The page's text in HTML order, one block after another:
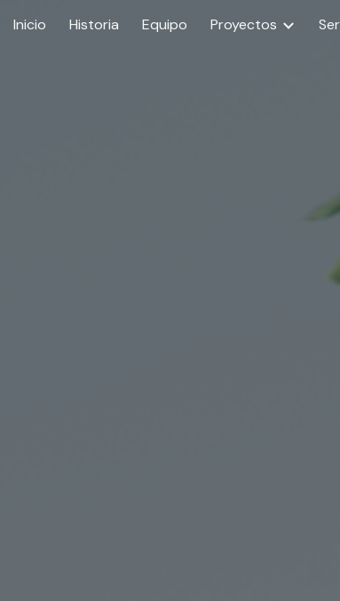
Skip to navigation
Inicio Historia Equipo Proyectos